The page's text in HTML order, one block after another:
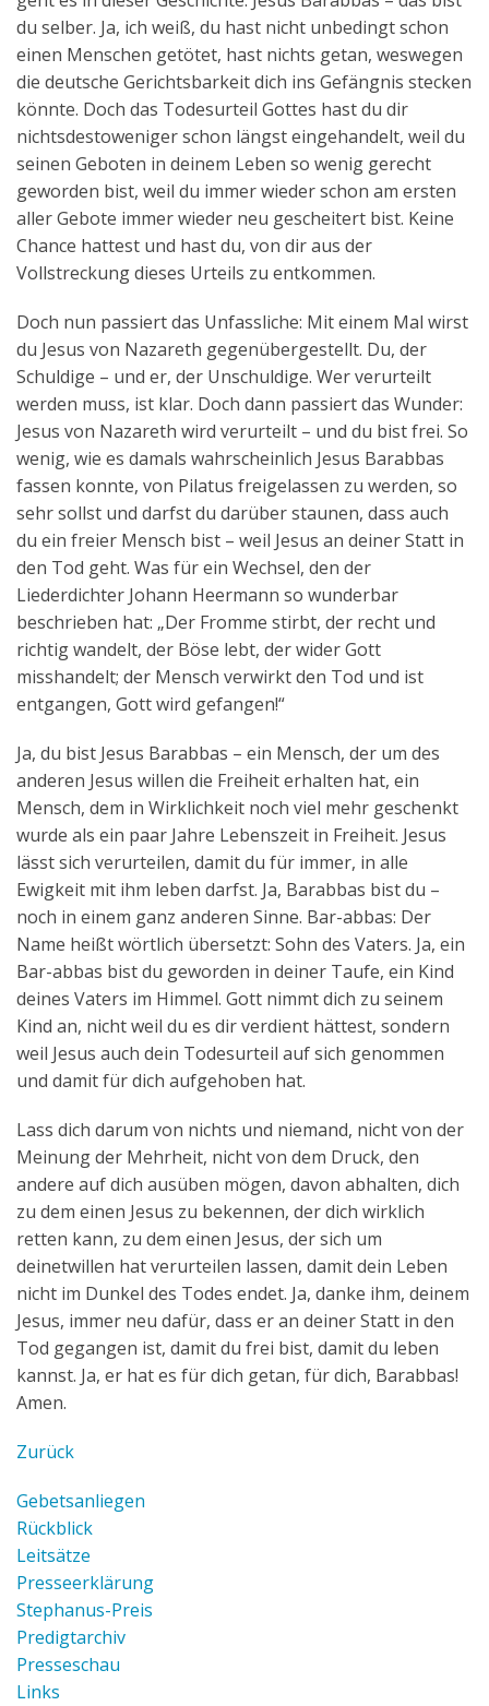
du selber. Ja, ich weiß, du hast nicht unbedingt schon
einen Menschen getötet, hast nichts getan, weswegen
die deutsche Gerichtsbarkeit dich ins Gefängnis stecken
könnte. Doch das Todesurteil Gottes hast du dir
nichtsdestoweniger schon längst eingehandelt, weil du
seinen Geboten in deinem Leben so wenig gerecht
geworden bist, weil du immer wieder schon am ersten
aller Gebote immer wieder neu gescheitert bist. Keine
Chance hattest und hast du, von dir aus der
Vollstreckung dieses Urteils zu entkommen.
Doch nun passiert das Unfassliche: Mit einem Mal wirst
du Jesus von Nazareth gegenübergestellt. Du, der
Schuldige – und er, der Unschuldige. Wer verurteilt
werden muss, ist klar. Doch dann passiert das Wunder:
Jesus von Nazareth wird verurteilt – und du bist frei. So
wenig, wie es damals wahrscheinlich Jesus Barabbas
fassen konnte, von Pilatus freigelassen zu werden, so
sehr sollst und darfst du darüber staunen, dass auch
du ein freier Mensch bist – weil Jesus an deiner Statt in
den Tod geht. Was für ein Wechsel, den der
Liederdichter Johann Heermann so wunderbar
beschrieben hat: „Der Fromme stirbt, der recht und
richtig wandelt, der Böse lebt, der wider Gott
misshandelt; der Mensch verwirkt den Tod und ist
entgangen, Gott wird gefangen!“
Ja, du bist Jesus Barabbas – ein Mensch, der um des
anderen Jesus willen die Freiheit erhalten hat, ein
Mensch, dem in Wirklichkeit noch viel mehr geschenkt
wurde als ein paar Jahre Lebenszeit in Freiheit. Jesus
lässt sich verurteilen, damit du für immer, in alle
Ewigkeit mit ihm leben darfst. Ja, Barabbas bist du –
noch in einem ganz anderen Sinne. Bar-abbas: Der
Name heißt wörtlich übersetzt: Sohn des Vaters. Ja, ein
Bar-abbas bist du geworden in deiner Taufe, ein Kind
deines Vaters im Himmel. Gott nimmt dich zu seinem
Kind an, nicht weil du es dir verdient hättest, sondern
weil Jesus auch dein Todesurteil auf sich genommen
und damit für dich aufgehoben hat.
Lass dich darum von nichts und niemand, nicht von der
Meinung der Mehrheit, nicht von dem Druck, den
andere auf dich ausüben mögen, davon abhalten, dich
zu dem einen Jesus zu bekennen, der dich wirklich
retten kann, zu dem einen Jesus, der sich um
deinetwillen hat verurteilen lassen, damit dein Leben
nicht im Dunkel des Todes endet. Ja, danke ihm, deinem
Jesus, immer neu dafür, dass er an deiner Statt in den
Tod gegangen ist, damit du frei bist, damit du leben
kannst. Ja, er hat es für dich getan, für dich, Barabbas!
Amen.
Zurück
Gebetsanliegen
Rückblick
Leitsätze
Presseerklärung
Stephanus-Preis
Predigtarchiv
Presseschau
Links